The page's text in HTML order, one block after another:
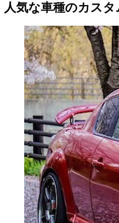
人気な車種のカスタ